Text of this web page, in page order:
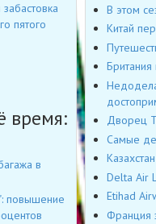
В этом
Китай
Британия
Дворец
Самые
Delta Air
Etihad
Франция
пятого
время:
в
повышение